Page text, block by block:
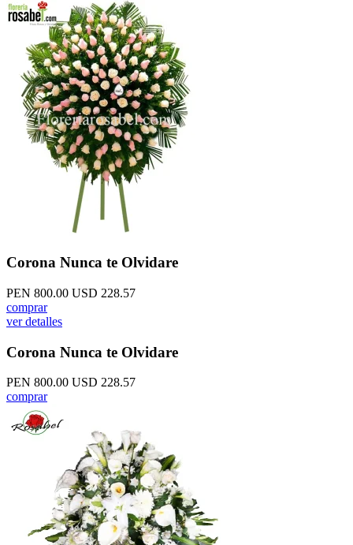
Corona Nunca te Olvidare
PEN 800.00 USD 228.57
comprar
ver detalles
Corona Nunca te Olvidare
PEN 800.00 USD 228.57
comprar